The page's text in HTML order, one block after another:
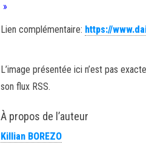
»
Lien complémentaire: https://
L’image présentée ici n’est pas
son flux RSS.
À propos de l’auteur
Killian BOREZO